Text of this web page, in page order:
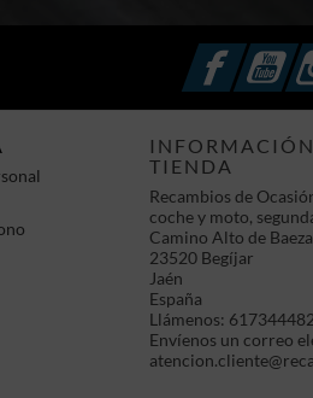
TIENDA
Recambios de
coche y moto,
Camino Alto de
23520 Begíjar
Jaén
España
Llámenos: 617344482
Envíenos un correo